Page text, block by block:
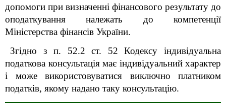
допомоги при визначенні фінансового результату до
оподаткування належать до компетенції
Міністерства фінансів України.
Згідно з п. 52.2 ст. 52 Кодексу індивідуальна
податкова консультація має індивідуальний характер
і може використовуватися виключно платником
податків, якому надано таку консультацію.